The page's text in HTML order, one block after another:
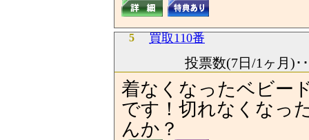
5 買取110番
投票数(7日/1ヶ月)
着なくなったベビー
です！切れなくなっ
んか？